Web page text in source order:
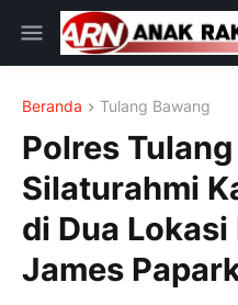
Beranda Tulang Bawang
Polres
Silaturahmi
di Dua Lokasi
James